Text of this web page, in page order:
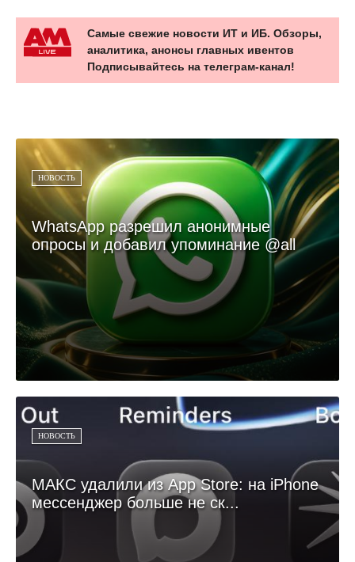
Самые свежие новости ИТ и ИБ. Обзоры,
аналитика, анонсы главных ивентов
Подписывайтесь на телеграм-канал!
НОВОСТЬ
WhatsApp разрешил анонимные
опросы и добавил упоминание @all
НОВОСТЬ
МАКС удалили из App Store: на iPhone
мессенджер больше не ск...